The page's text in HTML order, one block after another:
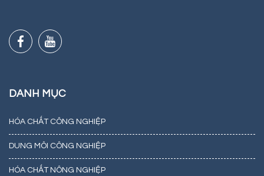
DANH MỤC
HÓA CHẤT CÔNG NGHIỆP
DUNG MÔI CÔNG NGHIỆP
HÓA CHẤT NÔNG NGHIỆP